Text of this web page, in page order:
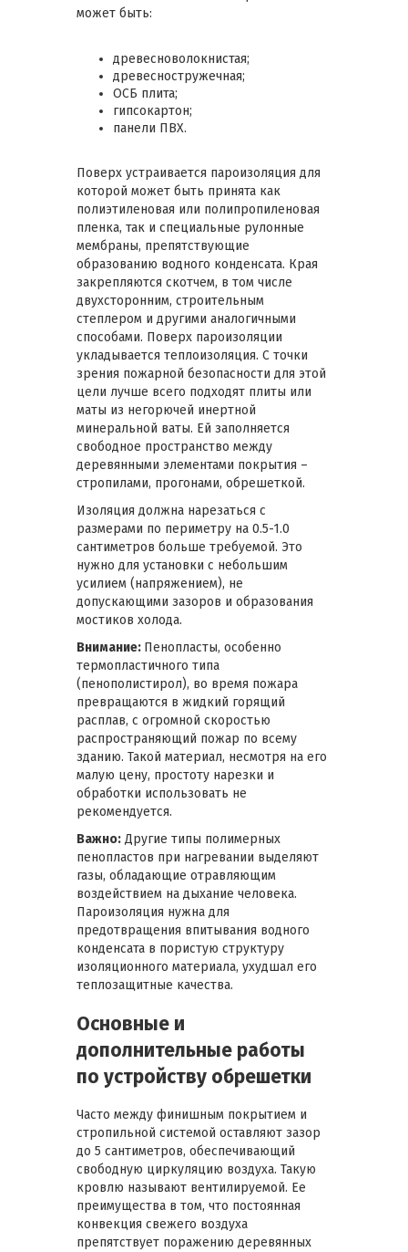
может быть:
древесноволокнистая;
древесностружечная;
ОСБ плита;
гипсокартон;
панели ПВХ.
Поверх устраивается пароизоляция для
которой может быть принята как
полиэтиленовая или полипропиленовая
пленка, так и специальные рулонные
мембраны, препятствующие
образованию водного конденсата. Края
закрепляются скотчем, в том числе
двухсторонним, строительным
степлером и другими аналогичными
способами. Поверх пароизоляции
укладывается теплоизоляция. С точки
зрения пожарной безопасности для этой
цели лучше всего подходят плиты или
маты из негорючей инертной
минеральной ваты. Ей заполняется
свободное пространство между
деревянными элементами покрытия –
стропилами, прогонами, обрешеткой.
Изоляция должна нарезаться с
размерами по периметру на 0.5-1.0
сантиметров больше требуемой. Это
нужно для установки с небольшим
усилием (напряжением), не
допускающими зазоров и образования
мостиков холода.
Внимание: Пенопласты, особенно
термопластичного типа
(пенополистирол), во время пожара
превращаются в жидкий горящий
расплав, с огромной скоростью
распространяющий пожар по всему
зданию. Такой материал, несмотря на его
малую цену, простоту нарезки и
обработки использовать не
рекомендуется.
Важно: Другие типы полимерных
пенопластов при нагревании выделяют
газы, обладающие отравляющим
воздействием на дыхание человека.
Пароизоляция нужна для
предотвращения впитывания водного
конденсата в пористую структуру
изоляционного материала, ухудшал его
теплозащитные качества.
Основные и
дополнительные работы
по устройству обрешетки
Часто между финишным покрытием и
стропильной системой оставляют зазор
до 5 сантиметров, обеспечивающий
свободную циркуляцию воздуха. Такую
кровлю называют вентилируемой. Ее
преимущества в том, что постоянная
конвекция свежего воздуха
препятствует поражению деревянных